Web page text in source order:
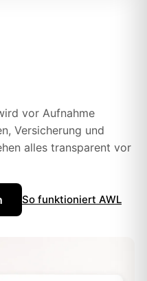
vor Aufnahme
Versicherung und
alles transparent vor
So funktioniert AWL